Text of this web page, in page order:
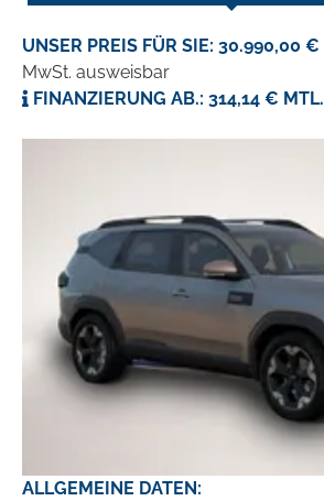
UNSER PREIS FÜR SIE: 30.990,00 €
MwSt. ausweisbar
FINANZIERUNG AB.: 314,14 € MTL.
ALLGEMEINE DATEN: